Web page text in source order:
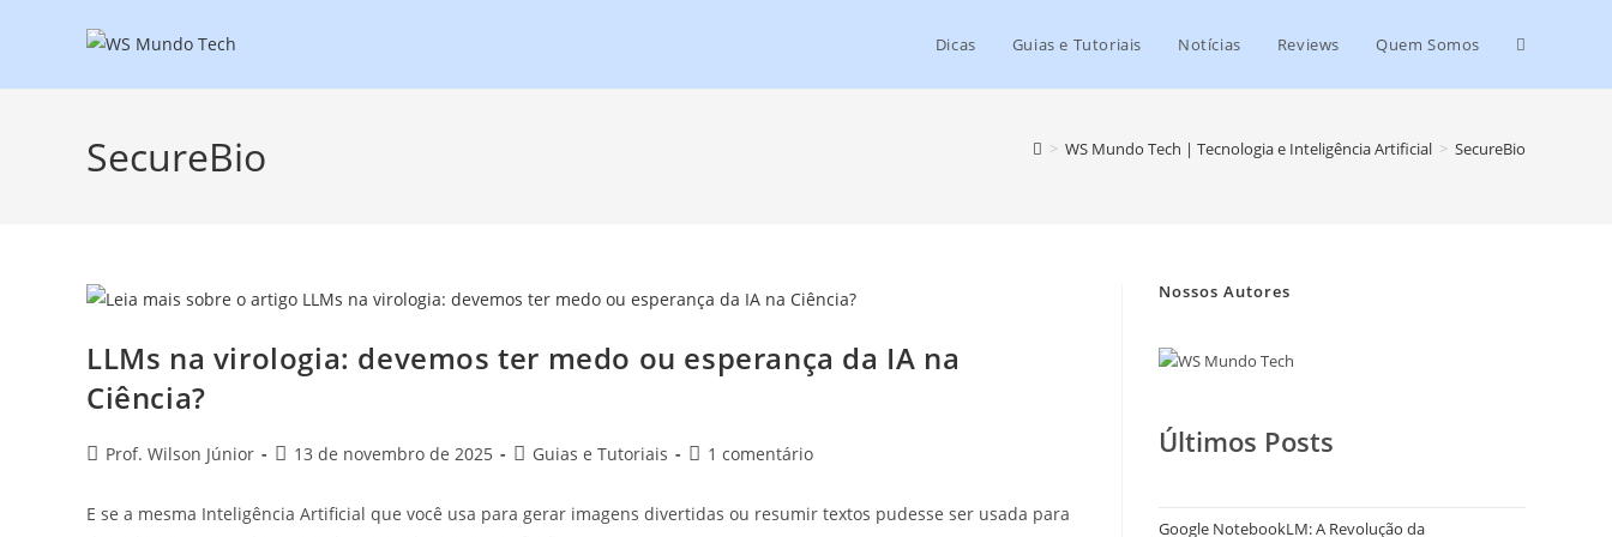
Dicas Guias e Tutoriais Notícias Reviews Quem Somos
SecureBio > WS Mundo Tech | Tecnologia e Inteligência Artificial > SecureBio
LLMs na virologia: devemos ter medo ou esperança da IA na
Ciência?
Prof. Wilson Júnior 13 de novembro de 2025 Guias e Tutoriais 1 comentário
E se a mesma Inteligência Artificial que você usa para gerar imagens divertidas ou resumir textos pudesse ser usada para
Nossos Autores
Últimos Posts
Google NotebookLM: A Revolução da